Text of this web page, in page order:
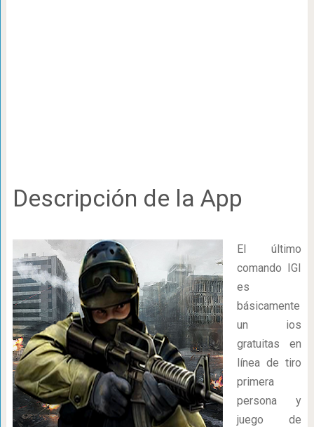
Descripción de la App
El último
comando IGI
es
básicamente
un ios
gratuitas en
línea de tiro
primera
persona y
juego de